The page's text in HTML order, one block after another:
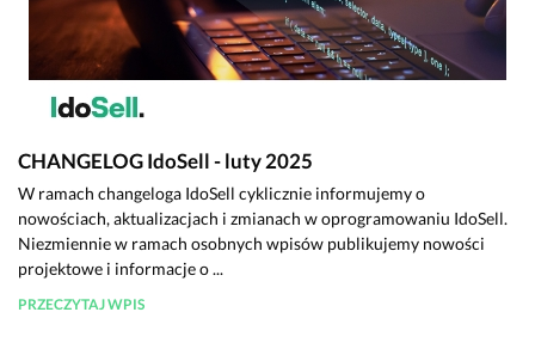
CHANGELOG IdoSell - luty 2025
W ramach changeloga IdoSell cyklicznie informujemy o
nowościach, aktualizacjach i zmianach w oprogramowaniu IdoSell.
Niezmiennie w ramach osobnych wpisów publikujemy nowości
projektowe i informacje o ...
PRZECZYTAJ WPIS